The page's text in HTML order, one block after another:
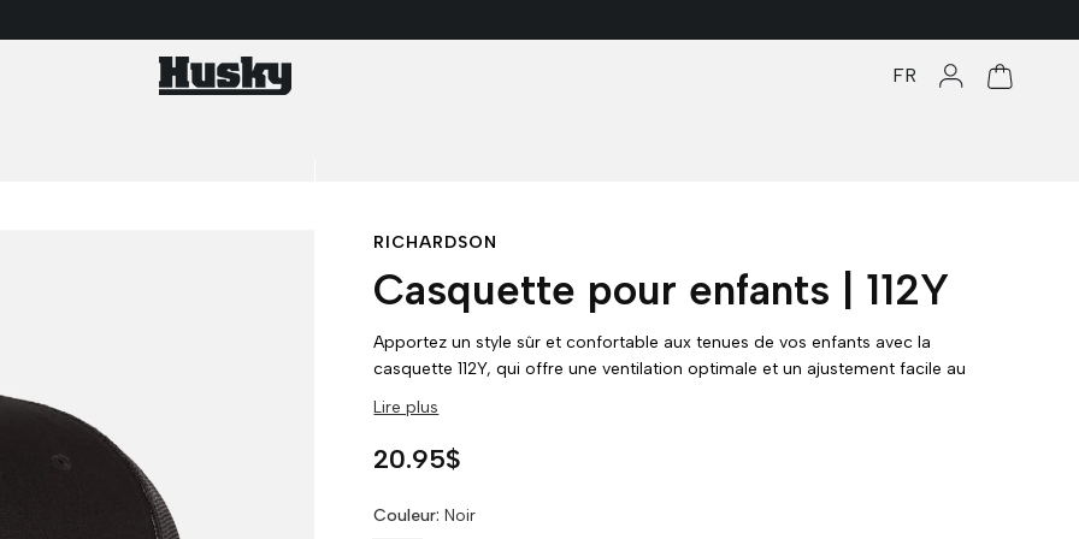
FR Se connecter
Panier
RICHARDSON
Casquette pour enfants | 112Y
Apportez un style sûr et confortable aux tenues de vos enfants avec la
casquette 112Y, qui offre une ventilation optimale et un ajustement facile au
Lire plus
Prix habituel
20.95$
Couleur:Noir